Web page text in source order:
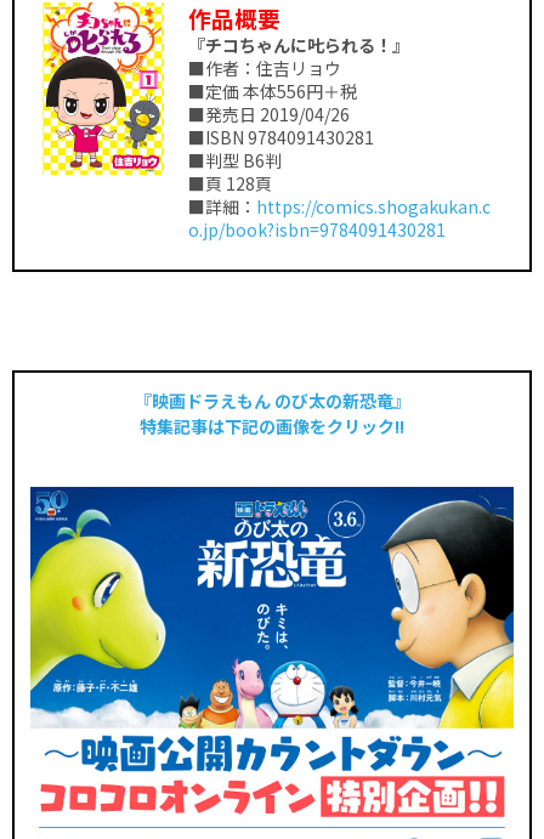
作品概要
『チコちゃんに𠮟られる！』
■作者：住吉リョウ
■定価 本体556円＋税
■発売日 2019/04/26
■ISBN 9784091430281
■判型 B6判
■頁 128頁
■詳細： https://comics.shogakukan.c
o.jp/book?isbn=9784091430281
『映画ドラえもん のび太の新恐竜』
特集記事は下記の画像をクリック!!